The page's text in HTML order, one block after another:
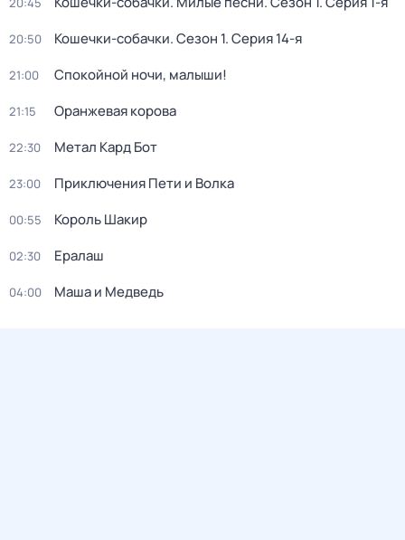
20:50 Кошечки-собачки. Сезон 1. Серия 14-я
21:00 Спокойной ночи, малыши!
21:15 Оранжевая корова
22:30 Метал Кард Бот
23:00 Приключения Пети и Волка
00:55 Король Шакир
02:30 Ералаш
04:00 Маша и Медведь